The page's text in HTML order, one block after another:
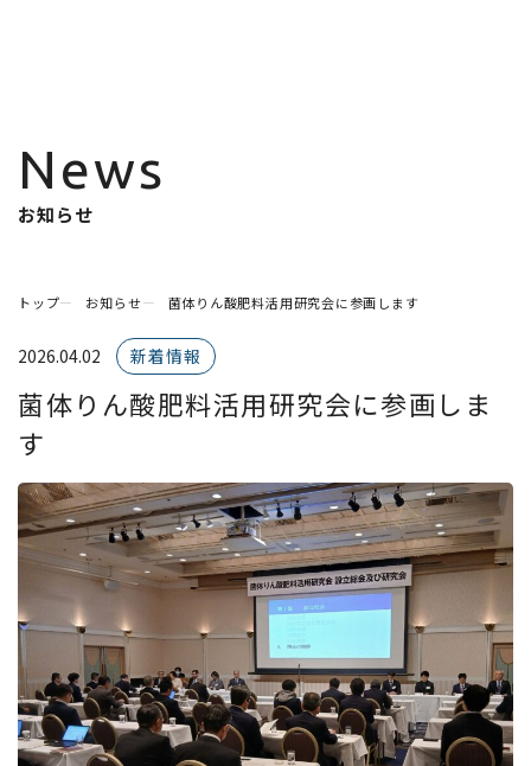
News
お知らせ
トップ お知らせ 菌体りん酸肥料活用研究会に参画します
2026.04.02 新着情報
菌体りん酸肥料活用研究会に参画しま
す